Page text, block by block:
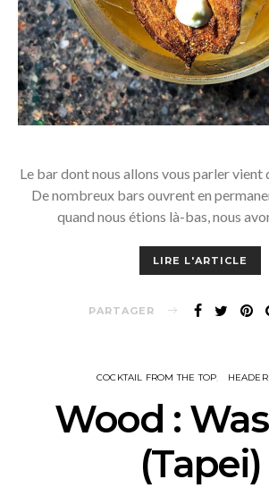
Le bar dont nous allons vous parler vient
De nombreux bars ouvrent en
quand nous étions là-bas, nous
LIRE L'ARTICLE
PARTAGER
COCKTAIL FROM THE TOP HEADER
Wood :
(Tapei)